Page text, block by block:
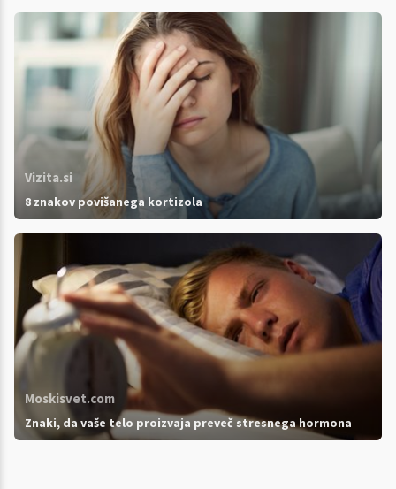
Vizita.si
8 znakov povišanega kortizola
Moskisvet.com
Znaki, da vaše telo proizvaja preveč stresnega hormona